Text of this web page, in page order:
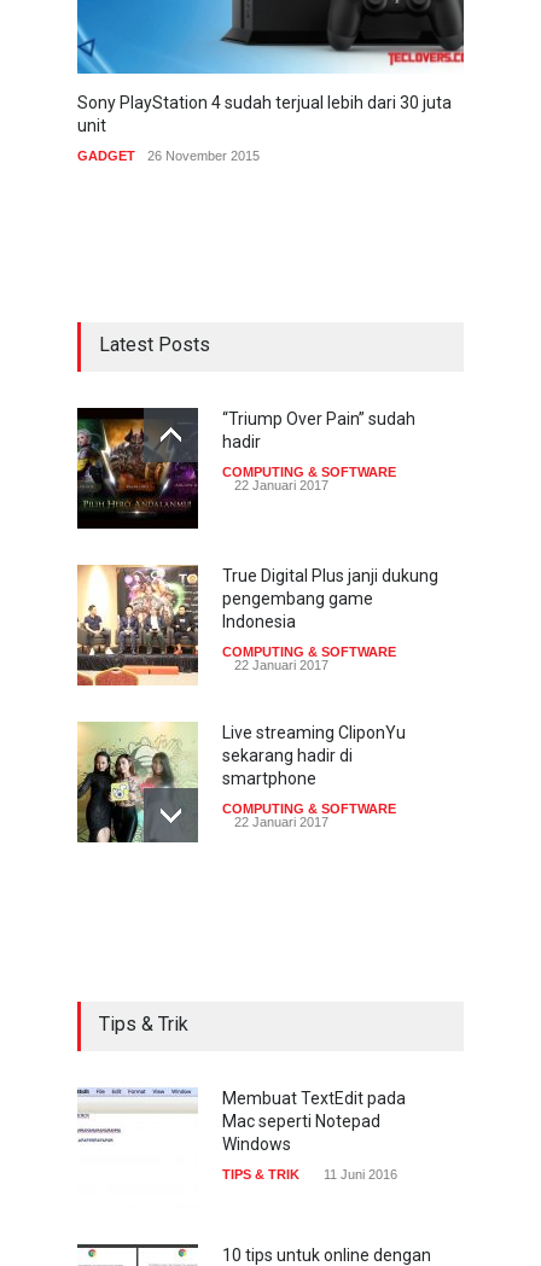
Sony PlayStation 4 sudah terjual lebih dari 30 juta
unit
GADGET 26 November 2015
Latest Posts
“Triump Over Pain” sudah
hadir
COMPUTING & SOFTWARE
22 Januari 2017
True Digital Plus janji dukung
pengembang game
Indonesia
COMPUTING & SOFTWARE
22 Januari 2017
Live streaming CliponYu
sekarang hadir di
smartphone
COMPUTING & SOFTWARE
22 Januari 2017
gencar
COMPUTING & SOFTWARE
7 Januari 2017
miliar dolar
Tips & Trik
Membuat TextEdit pada
Mac seperti Notepad
Windows
TIPS & TRIK 11 Juni 2016
10 tips untuk online dengan